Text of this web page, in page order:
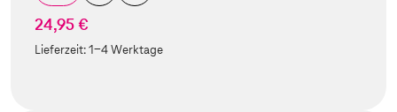
24,95 €
Lieferzeit:1-4 Werktage